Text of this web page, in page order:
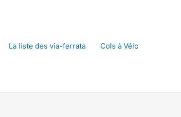
La liste des via-ferrata Cols à Vélo